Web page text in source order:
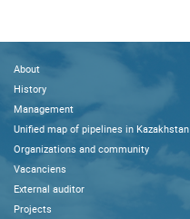
About
History
Management
Unified map of pipelines in Kazakhstan
Organizations and community
Vacanciens
External auditor
Projects